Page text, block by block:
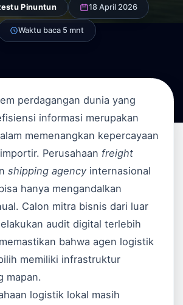
Pinuntun 18 April 2026
Waktu baca 5 mnt
perdagangan dunia yang
informasi merupakan
memenangkan kepercayaan
Perusahaan freight
shipping agency internasional
hanya mengandalkan
Calon mitra bisnis dari luar
audit digital terlebih
bahwa agen logistik
memiliki infrastruktur
mapan.
logistik lokal masih